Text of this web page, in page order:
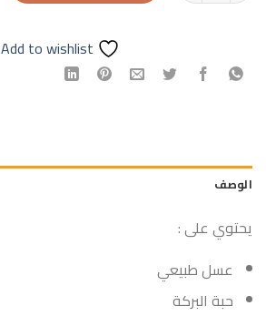
Add to wishlist
الوصف
يحتوي على :
عسل طبيعي
حبة البركة